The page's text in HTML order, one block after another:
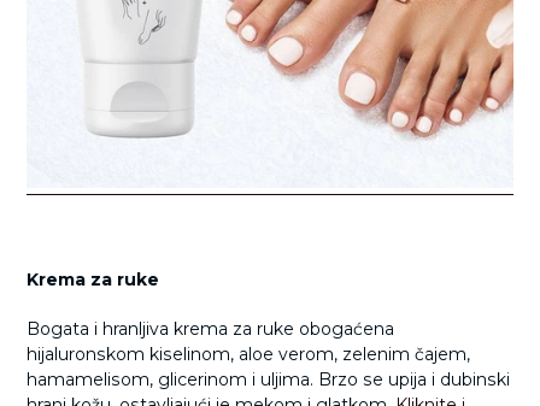
Krema za ruke
Bogata i hranljiva krema za ruke obogaćena
hijaluronskom kiselinom, aloe verom, zelenim čajem,
hamamelisom, glicerinom i uljima. Brzo se upija i dubinski